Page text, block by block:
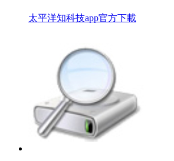
太平洋知科技app官方下載